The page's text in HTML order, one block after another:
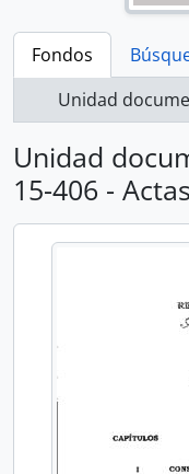
Fondos
Unidad
Unidad
15-406 -